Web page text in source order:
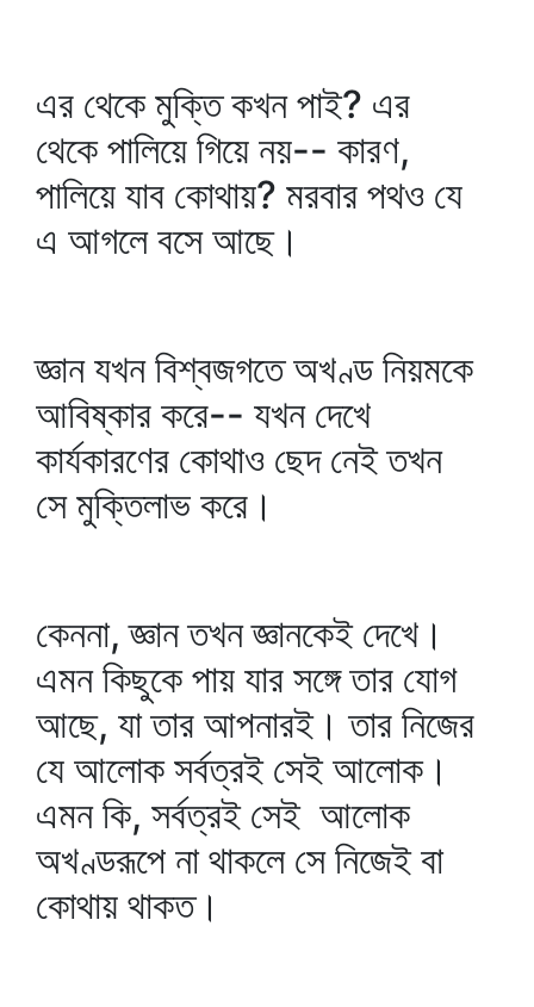
এর থেকে মুক্তি কখন পাই? এর
থেকে পালিয়ে গিয়ে নয়-- কারণ,
পালিয়ে যাব কোথায়? মরবার পথও যে
এ আগলে বসে আছে।
জ্ঞান যখন বিশ্বজগতে অখণ্ড নিয়মকে
আবিষ্কার করে-- যখন দেখে
কার্যকারণের কোথাও ছেদ নেই তখন
সে মুক্তিলাভ করে।
কেননা, জ্ঞান তখন জ্ঞানকেই দেখে।
এমন কিছুকে পায় যার সঙ্গে তার যোগ
আছে, যা তার আপনারই। তার নিজের
যে আলোক সর্বত্রই সেই আলোক।
এমন কি, সর্বত্রই সেই আলোক
অখণ্ডরূপে না থাকলে সে নিজেই বা
কোথায় থাকত।